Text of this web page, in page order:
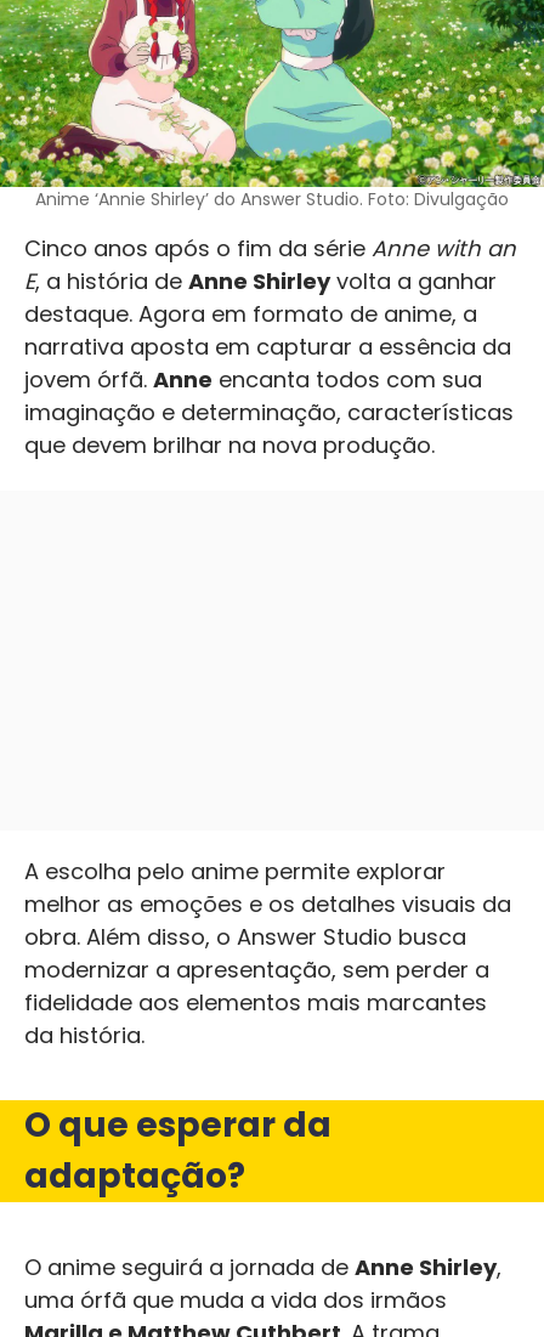
Anime ‘Annie Shirley’ do Answer Studio. Foto: Divulgação
Cinco anos após o fim da série Anne with an
E, a história de Anne Shirleyvolta a ganhar
destaque. Agora em formato de anime, a
narrativa aposta em capturar a essência da
jovem órfã. Anne encanta todos com sua
imaginação e determinação, características
que devem brilhar na nova produção.
A escolha pelo anime permite explorar
melhor as emoções e os detalhes visuais da
obra. Além disso, o Answer Studio busca
modernizar a apresentação, sem perder a
fidelidade aos elementos mais marcantes
da história.
O que esperar da
adaptação?
O anime seguirá a jornada de Anne Shirley,
uma órfã que muda a vida dos irmãos